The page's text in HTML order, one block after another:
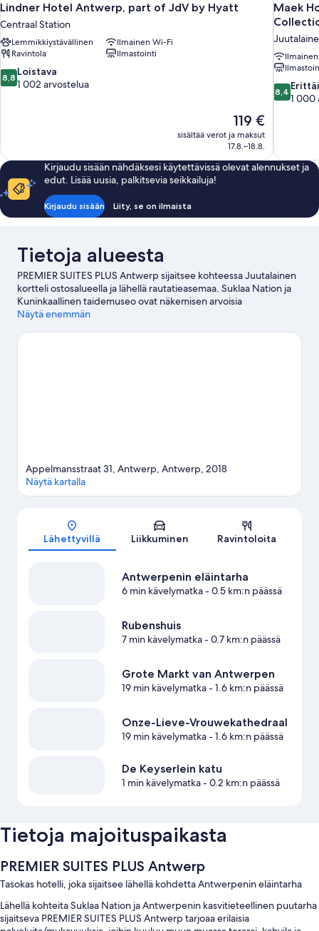
Lindner Hotel Antwerp, part of JdV by Hyatt
Centraal Station
Lemmikkiystävällinen
Ilmainen Wi-Fi
Ravintola
Ilmastointi
8.8
kautta
8,8 Loistava
1 002 arvostelua
Hinta
on
119 €
119 €
sisältää verot ja maksut
17.8.–18.8.
Maek
8.4
kautta
1 000
arvostelua
8,4
1 000
Kirjaudu sisään nähdäksesi käytettävissä olevat alennukset ja
edut. Lisää uusia, palkitsevia seikkailuja!
Kirjaudu sisään Liity, se on ilmaista
Tietoja alueesta
PREMIER SUITES PLUS Antwerp sijaitsee kohteessa Juutalainen
kortteli ostosalueella ja lähellä rautatieasemaa. Suklaa Nation ja
Kuninkaallinen taidemuseo ovat näkemisen arvoisia
kulttuurikohteita, ja joihinkin alueen suosituimpiin nähtävyyksiin
puutarha. Haluatko osallistua johonkin tapahtumaan tai käydä
Näytä enemmän
Kartta
Appelmansstraat 31, Antwerp, Antwerp, 2018
Näytä kartalla
Lähettyvillä Liikkuminen Ravintoloita
Antwerpenin eläintarha
6 min kävelymatka- 0.5 km:n päässä
Rubenshuis
7 min kävelymatka- 0.7 km:n päässä
Grote Markt van Antwerpen
19 min kävelymatka- 1.6 km:n päässä
Onze-Lieve-Vrouwekathedraal
19 min kävelymatka- 1.6 km:n päässä
De Keyserlein katu
1 min kävelymatka- 0.2 km:n päässä
Tietoja majoituspaikasta
PREMIER SUITES PLUS Antwerp
Tasokas hotelli, joka sijaitsee lähellä kohdetta Antwerpenin eläintarha
Lähellä kohteita Suklaa Nation ja Antwerpenin kasvitieteellinen puutarha
sijaitseva PREMIER SUITES PLUS Antwerp tarjoaa erilaisia